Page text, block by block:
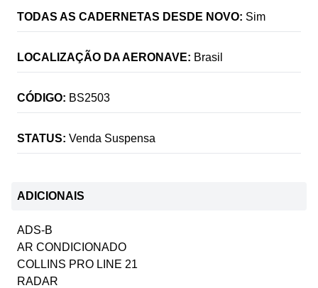
TODAS AS CADERNETAS DESDE NOVO: Sim
LOCALIZAÇÃO DA AERONAVE: Brasil
CÓDIGO: BS2503
STATUS: Venda Suspensa
ADICIONAIS
ADS-B
AR CONDICIONADO
COLLINS PRO LINE 21
RADAR